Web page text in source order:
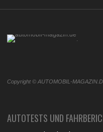
.
Copyright © AUTOMOBIL-
AUTOTESTS UND